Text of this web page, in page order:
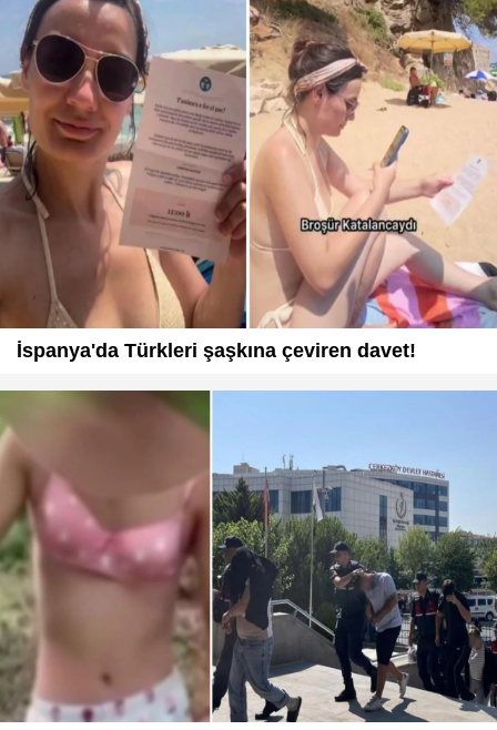
İspanya'da Türkleri şaşkına çeviren davet!